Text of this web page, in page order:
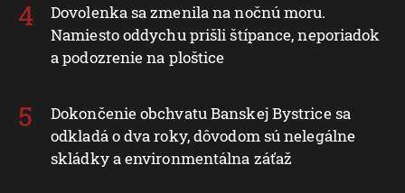
Dovolenka sa zmenila na nočnú moru.
Namiesto oddychu prišli štípance, neporiadok
a podozrenie na ploštice
Dokončenie obchvatu Banskej Bystrice sa
odkladá o dva roky, dôvodom sú nelegálne
skládky a environmentálna záťaž